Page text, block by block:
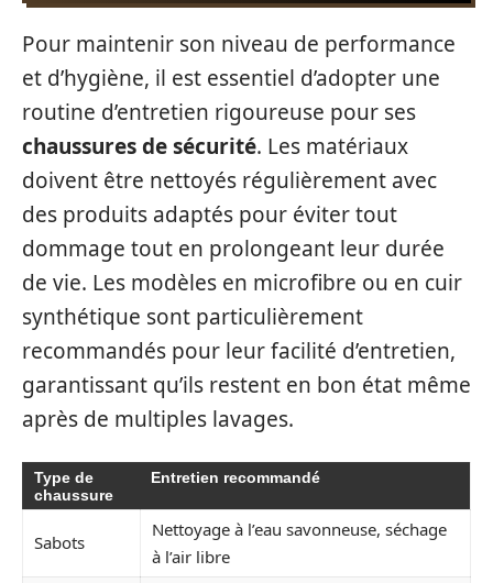
Pour maintenir son niveau de performance
et d’hygiène, il est essentiel d’adopter une
routine d’entretien rigoureuse pour ses
chaussures de sécurité. Les matériaux
doivent être nettoyés régulièrement avec
des produits adaptés pour éviter tout
dommage tout en prolongeant leur durée
de vie. Les modèles en microfibre ou en cuir
synthétique sont particulièrement
recommandés pour leur facilité d’entretien,
garantissant qu’ils restent en bon état même
après de multiples lavages.
Type de
chaussure
Entretien recommandé
Sabots
Nettoyage à l’eau savonneuse, séchage
à l’air libre